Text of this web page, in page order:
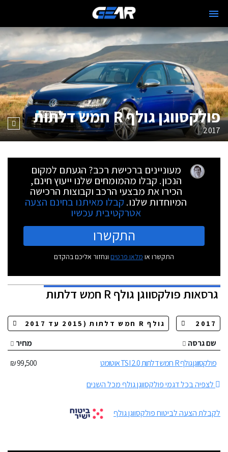
פולקסווגן גולף R חמש דלתות
2017
מעוניינים ברכישת רכב? הגעתם למקום
הנכון. קבלו מהמומחים שלנו ייעוץ חינם,
הכירו את מבצעי הרכב וקבוצות הרכישה
המיוחדות שלנו. קבלו מאיתנו בחינם הצעה
אטרקטיבית עכשיו
התקשרו
התקשרו או מלאו פרטים ונחזור אליכם בהקדם
גרסאותפולקסווגן גולף R חמש דלתות
שם גרסה
מחיר
פולקסווגן גולף R חמש דלתות 2.0 TSI אוטומט
99,500 ₪
לצפיה בכל דגמי פולקסווגן גולף מכל השנים
לקבלת הצעה לביטוח פולקסווגן גולף